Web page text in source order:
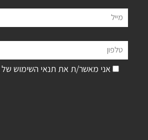
מייל
טלפון
אני מאשר/ת את תנאי השימוש של